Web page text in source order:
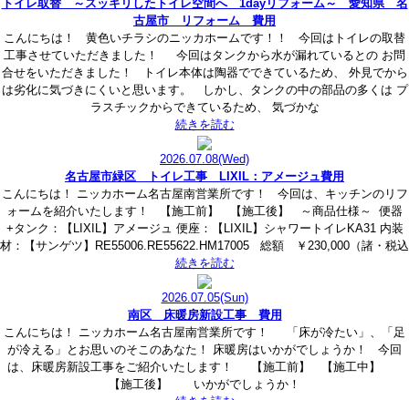
トイレ取替 ～スッキリしたトイレ空間へ 1dayリフォーム～ 愛知県 名
古屋市 リフォーム 費用
こんにちは！ 黄色いチラシのニッカホームです！！ 今回はトイレの取替
工事させていただきました！ 今回はタンクから水が漏れているとの お問
合せをいただきました！ トイレ本体は陶器でできているため、 外見でから
は劣化に気づきにくいと思います。 しかし、タンクの中の部品の多くは プ
ラスチックからできているため、 気づかな
続きを読む
2026.07.08(Wed)
名古屋市緑区 トイレ工事 LIXIL：アメージュ費用
こんにちは！ ニッカホーム名古屋南営業所です！ 今回は、キッチンのリフ
ォームを紹介いたします！ 【施工前】 【施工後】 ～商品仕様～ 便器
+タンク：【LIXIL】アメージュ 便座：【LIXIL】シャワートイレKA31 内装
材：【サンゲツ】RE55006.RE55622.HM17005 総額 ￥230,000（諸・税込
続きを読む
2026.07.05(Sun)
南区 床暖房新設工事 費用
こんにちは！ ニッカホーム名古屋南営業所です！ 「床が冷たい」、「足
が冷える」とお思いのそこのあなた！ 床暖房はいかがでしょうか！ 今回
は、床暖房新設工事をご紹介いたします！ 【施工前】 【施工中】
【施工後】 いかがでしょうか！